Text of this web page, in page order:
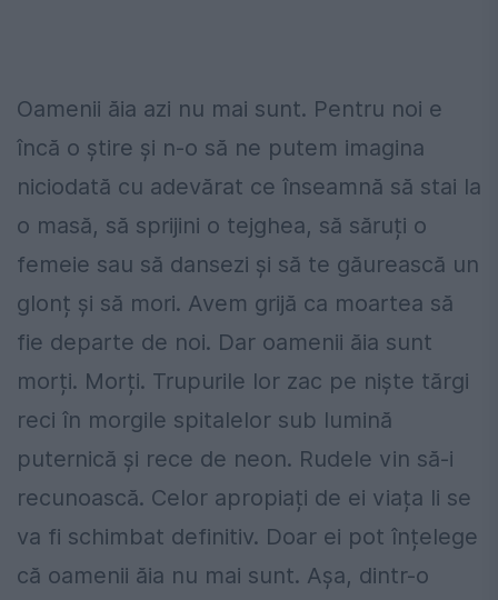
Oamenii ăia azi nu mai sunt. Pentru noi e
încă o știre și n-o să ne putem imagina
niciodată cu adevărat ce înseamnă să stai la
o masă, să sprijini o tejghea, să săruți o
femeie sau să dansezi și să te găurească un
glonț și să mori. Avem grijă ca moartea să
fie departe de noi. Dar oamenii ăia sunt
morți. Morți. Trupurile lor zac pe niște tărgi
reci în morgile spitalelor sub lumină
puternică și rece de neon. Rudele vin să-i
recunoască. Celor apropiați de ei viața li se
va fi schimbat definitiv. Doar ei pot înțelege
că oamenii ăia nu mai sunt. Așa, dintr-o